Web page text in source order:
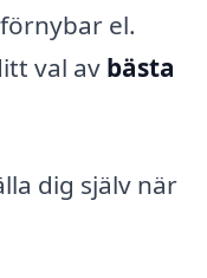
el.
val av bästa
dig själv när